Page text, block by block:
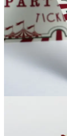
Франшиза
Контакты